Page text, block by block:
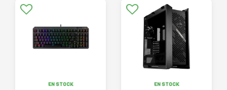
EN STOCK EN STOCK